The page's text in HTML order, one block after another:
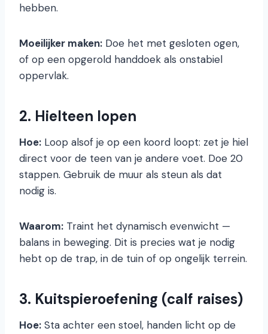
hebben.
Moeilijker maken: Doe het met gesloten ogen,
of op een opgerold handdoek als onstabiel
oppervlak.
2. Hielteen lopen
Hoe: Loop alsof je op een koord loopt: zet je hiel
direct voor de teen van je andere voet. Doe 20
stappen. Gebruik de muur als steun als dat
nodig is.
Waarom: Traint het dynamisch evenwicht —
balans in beweging. Dit is precies wat je nodig
hebt op de trap, in de tuin of op ongelijk terrein.
3. Kuitspieroefening (calf raises)
Hoe: Sta achter een stoel, handen licht op de